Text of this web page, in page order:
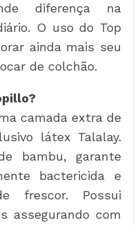
diferença na
O uso do Top
ainda mais seu
de colchão.
camada extra de
látex Talalay.
bambu, garante
bactericida e
frescor. Possui
assegurando com